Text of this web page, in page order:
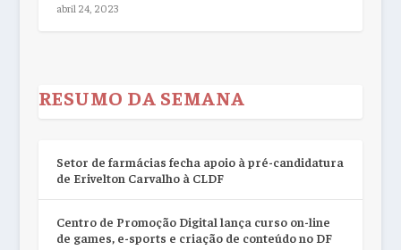
abril 24, 2023
RESUMO DA SEMANA
Setor de farmácias fecha apoio à pré-candidatura
de Erivelton Carvalho à CLDF
Centro de Promoção Digital lança curso on-line
de games, e-sports e criação de conteúdo no DF